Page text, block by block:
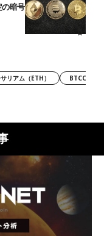
暗号資産財務戦略を
リアム（ETH） BTCC